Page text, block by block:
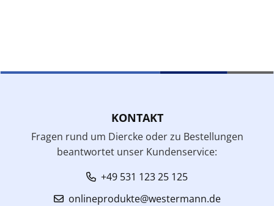
KONTAKT
Fragen rund um Diercke oder zu Bestellungen
beantwortet unser Kundenservice:
+49 531 123 25 125
onlineprodukte@westermann.de